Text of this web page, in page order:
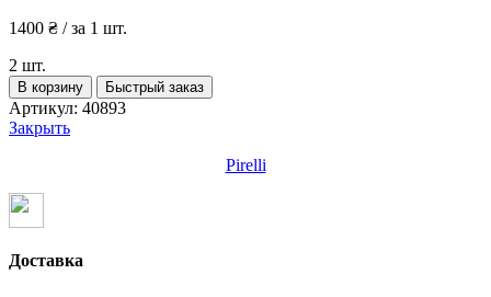
1400 ₴ / за 1 шт.
2 шт.
Количество
товара
Шины
R18
В корзину Быстрый заказ
Артикул: 40893
Закрыть
Pirelli
Доставка